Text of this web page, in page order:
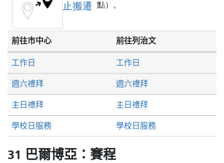
止搬遷
點）。
前往市中心 前往列治文
週六禮拜 週六禮拜
主日禮拜 主日禮拜
工作日 工作日
學校日服務 學校日服務
31 巴爾博亞：賽程